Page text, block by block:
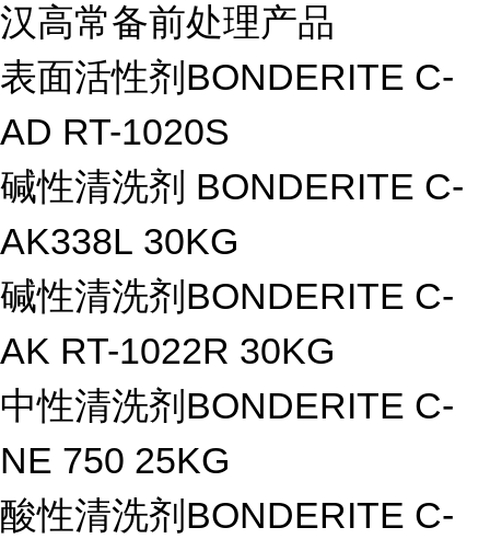
汉高常备前处理产品
表面活性剂BONDERITE C-
AD RT-1020S
碱性清洗剂 BONDERITE C-
AK338L 30KG
碱性清洗剂BONDERITE C-
AK RT-1022R 30KG
中性清洗剂BONDERITE C-
NE 750 25KG
酸性清洗剂BONDERITE C-